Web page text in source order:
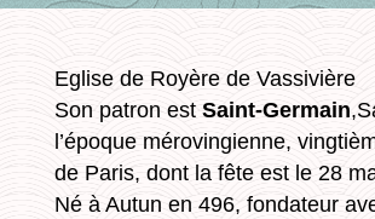
Eglise de Royère de Vassivière
Son patron est Saint-Germain
l’époque mérovingienne,
de Paris, dont la fête est le 28
Né à Autun en 496, fondateur